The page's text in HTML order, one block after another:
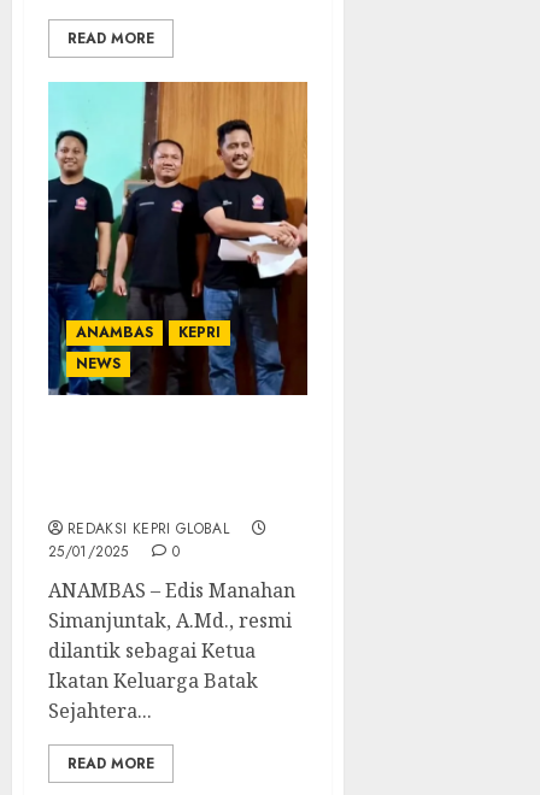
READ MORE
ANAMBAS
KEPRI
NEWS
REDAKSI KEPRI GLOBAL
25/01/2025
0
ANAMBAS – Edis Manahan
Simanjuntak, A.Md., resmi
dilantik sebagai Ketua
Ikatan Keluarga Batak
Sejahtera...
READ MORE